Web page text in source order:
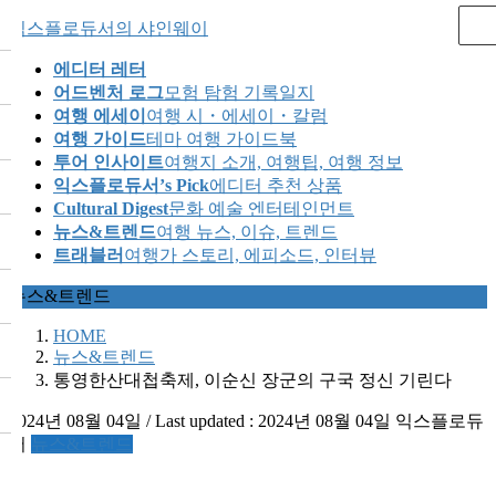
Skip
to
content
Skip
to
Navigation
익스플로듀서의 샤인웨이
에디터 레터
어드벤처 로그모험 탐험 기록일지
여행 에세이 여행 시・에세이・칼럼
여행 가이드테마 여행 가이드북
투어 인사이트여행지 소개, 여행팁, 여행 정보
익스플로듀서’s Pick에디터 추천 상품
Cultural Digest문화 예술 엔터테인먼트
뉴스&트렌드여행 뉴스, 이슈, 트렌드
트래블러 여행가 스토리, 에피소드, 인터뷰
뉴스&트렌드
HOME
뉴스&트렌드
통영한산대첩축제, 이순신 장군의 구국 정신 기린다
2024년 08월 04일 / Last updated : 2024년 08월 04일 익스플로듀
서